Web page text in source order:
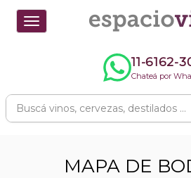
Toggle
navigation
11-6162-
Chateá por
MAPA DE